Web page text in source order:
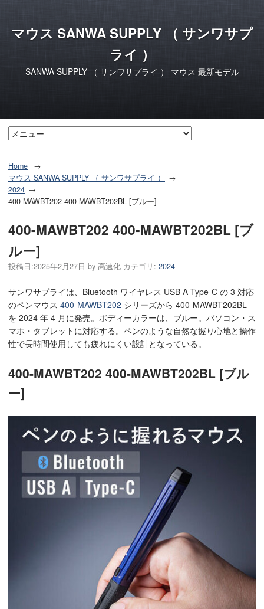
マウス SANWA SUPPLY （ サンワサプ
ライ ）
SANWA SUPPLY （ サンワサプライ ） マウス 最新モデル
Home
マウス SANWA SUPPLY （ サンワサプライ ）
2024
400-MAWBT202 400-MAWBT202BL [ブルー]
400-MAWBT202 400-MAWBT202BL [ブ
ルー]
投稿日:2025年2月27日 by 高速化 カテゴリ: 2024
サンワサプライは、Bluetooth ワイヤレス USB A Type-C の 3 対応
のペンマウス 400-MAWBT202 シリーズから 400-MAWBT202BL
を 2024 年 4 月に発売。ボディーカラーは、ブルー。パソコン・ス
マホ・タブレットに対応する。ペンのような自然な握り心地と操作
性で長時間使用しても疲れにくい設計となっている。
400-MAWBT202 400-MAWBT202BL [ブル
ー]